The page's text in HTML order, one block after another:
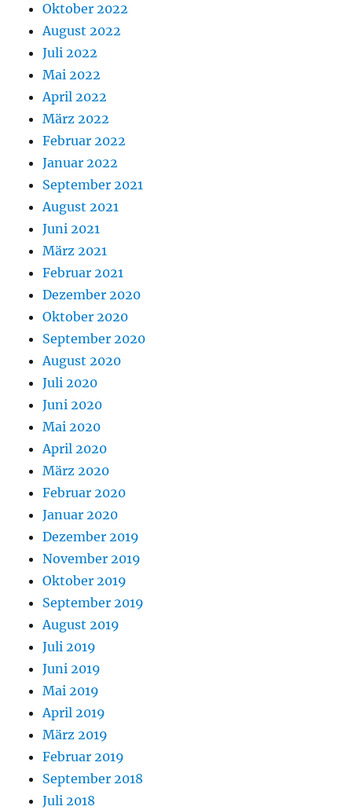
Oktober 2022
August 2022
Juli 2022
Mai 2022
April 2022
März 2022
Februar 2022
Januar 2022
September 2021
August 2021
Juni 2021
März 2021
Februar 2021
Dezember 2020
Oktober 2020
September 2020
August 2020
Juli 2020
Juni 2020
Mai 2020
April 2020
März 2020
Februar 2020
Januar 2020
Dezember 2019
November 2019
Oktober 2019
September 2019
August 2019
Juli 2019
Juni 2019
Mai 2019
April 2019
März 2019
Februar 2019
September 2018
Juli 2018